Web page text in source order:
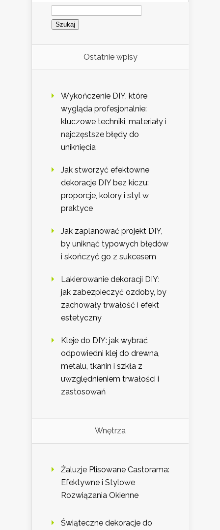
Szukaj:
Ostatnie wpisy
Wykończenie DIY, które
wygląda profesjonalnie:
kluczowe techniki, materiały i
najczęstsze błędy do
uniknięcia
Jak stworzyć efektowne
dekoracje DIY bez kiczu:
proporcje, kolory i styl w
praktyce
Jak zaplanować projekt DIY,
by uniknąć typowych błędów
i skończyć go z sukcesem
Lakierowanie dekoracji DIY:
jak zabezpieczyć ozdoby, by
zachowały trwałość i efekt
estetyczny
Kleje do DIY: jak wybrać
odpowiedni klej do drewna,
metalu, tkanin i szkła z
uwzględnieniem trwałości i
zastosowań
Wnętrza
Żaluzje Plisowane Castorama:
Efektywne i Stylowe
Rozwiązania Okienne
Świąteczne dekoracje do